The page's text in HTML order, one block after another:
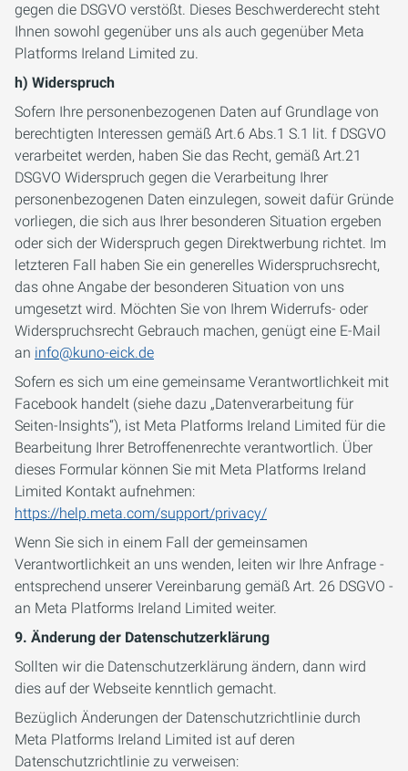
gegen die DSGVO verstößt. Dieses Beschwerderecht steht
Ihnen sowohl gegenüber uns als auch gegenüber Meta
Platforms Ireland Limited zu.
h) Widerspruch
Sofern Ihre personenbezogenen Daten auf Grundlage von
berechtigten Interessen gemäß Art.6 Abs.1 S.1 lit. f DSGVO
verarbeitet werden, haben Sie das Recht, gemäß Art.21
DSGVO Widerspruch gegen die Verarbeitung Ihrer
personenbezogenen Daten einzulegen, soweit dafür Gründe
vorliegen, die sich aus Ihrer besonderen Situation ergeben
oder sich der Widerspruch gegen Direktwerbung richtet. Im
letzteren Fall haben Sie ein generelles Widerspruchsrecht,
das ohne Angabe der besonderen Situation von uns
umgesetzt wird. Möchten Sie von Ihrem Widerrufs- oder
Widerspruchsrecht Gebrauch machen, genügt eine E-Mail
an info@kuno-eick.de
Sofern es sich um eine gemeinsame Verantwortlichkeit mit
Facebook handelt (siehe dazu „Datenverarbeitung für
Seiten-Insights“), ist Meta Platforms Ireland Limited für die
Bearbeitung Ihrer Betroffenenrechte verantwortlich. Über
dieses Formular können Sie mit Meta Platforms Ireland
Limited Kontakt aufnehmen:
https://help.meta.com/support/privacy/
Wenn Sie sich in einem Fall der gemeinsamen
Verantwortlichkeit an uns wenden, leiten wir Ihre Anfrage -
entsprechend unserer Vereinbarung gemäß Art. 26 DSGVO -
an Meta Platforms Ireland Limited weiter.
9. Änderung der Datenschutzerklärung
Sollten wir die Datenschutzerklärung ändern, dann wird
dies auf der Webseite kenntlich gemacht.
Bezüglich Änderungen der Datenschutzrichtlinie durch
Meta Platforms Ireland Limited ist auf deren
Datenschutzrichtlinie zu verweisen: